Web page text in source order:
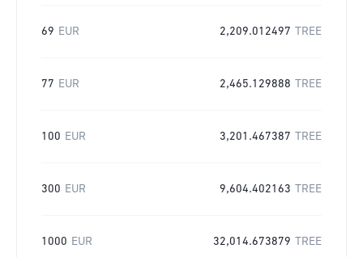
69 EUR 2,209.012497 TREE
77 EUR 2,465.129888 TREE
100 EUR 3,201.467387 TREE
300 EUR 9,604.402163 TREE
1000 EUR 32,014.673879 TREE